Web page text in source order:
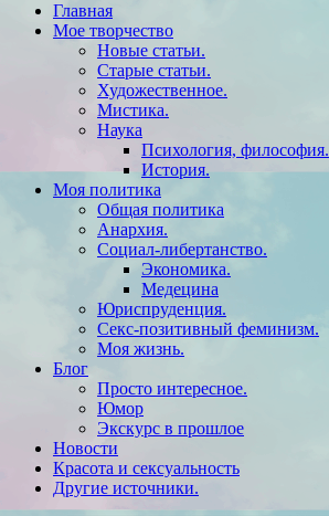
Главная
Мое творчество
Новые статьи.
Старые статьи.
Художественное.
Мистика.
Наука
Психология, философия.
История.
Моя политика
Общая политика
Анархия.
Социал-либертанство.
Экономика.
Медецина
Юриспруденция.
Секс-позитивный феминизм.
Моя жизнь.
Блог
Просто интересное.
Юмор
Экскурс в прошлое
Новости
Красота и сексуальность
Другие источники.